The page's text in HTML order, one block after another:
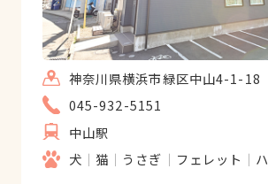
神奈川県横浜市緑区中山4-1-18
045-932-5151
中山駅
犬
猫 うさぎ フェレット ハムスター